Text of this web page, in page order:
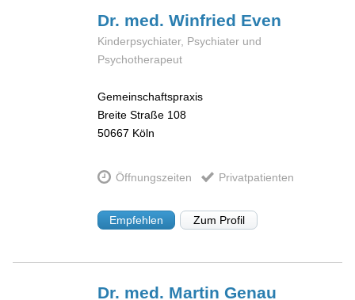
Dr. med. Winfried Even
Kinderpsychiater, Psychiater und
Psychotherapeut
Gemeinschaftspraxis
Breite Straße 108
50667 Köln
Öffnungszeiten Privatpatienten
Empfehlen Zum Profil
Dr. med. MartinGenau